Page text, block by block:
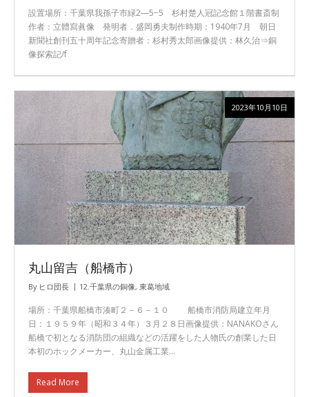
設置場所：千葉県我孫子市緑2—5−5 杉村楚人冠記念館１階書斎制
作者：立體寫眞像 発明者．盛岡勇夫制作時期：1940年7月 朝日
新聞社創刊五十周年記念寄贈者：杉村秀太郎画像提供：林久治⇒銅
像探索記/f
丸山留吉（船橋市）
By ヒロ団長 12.千葉県の銅像, 東葛地域
場所：千葉県船橋市湊町２－６－１０ 船橋市消防局建立年月
日：１９５９年（昭和３４年）３月２８日画像提供：NANAKOさん
船橋で初となる消防団の組織などの活躍をした人物氏の創業した日
本初のホックメーカー、丸山金属工業…
Read More
2023年10月10日